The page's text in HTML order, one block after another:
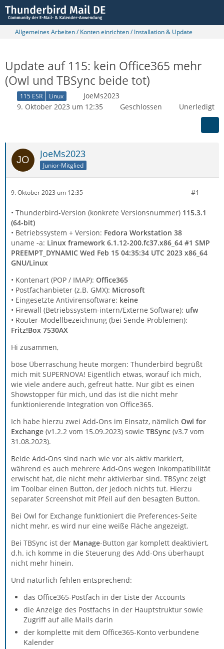
Allgemeines Arbeiten / Konten einrichten / Installation & Update
Update auf 115: kein Office365 mehr
(Owl und TBSync beide tot)
115 ESR Linux
JoeMs2023
9. Oktober 2023 um 12:35
Geschlossen Unerledigt
JoeMs2023
Junior-Mitglied
9. Oktober 2023 um 12:35 #1
• Thunderbird-Version (konkrete Versionsnummer) 115.3.1
(64-bit)
• Betriebssystem + Version: Fedora Workstation 38
uname -a: Linux framework 6.1.12-200.fc37.x86_64 #1 SMP
PREEMPT_DYNAMIC Wed Feb 15 04:35:34 UTC 2023 x86_64
GNU/Linux
• Kontenart (POP / IMAP): Office365
• Postfachanbieter (z.B. GMX): Microsoft
• Eingesetzte Antivirensoftware: keine
• Firewall (Betriebssystem-intern/Externe Software): ufw
• Router-Modellbezeichnung (bei Sende-Problemen):
Fritz!Box 7530AX
Hi zusammen,
böse Überraschung heute morgen: Thunderbird begrüßt
mich mit SUPERNOVA! Eigentlich etwas, worauf ich mich,
wie viele andere auch, gefreut hatte. Nur gibt es einen
Showstopper für mich, und das ist die nicht mehr
funktionierende Integration von Office365.
Ich habe hierzu zwei Add-Ons im Einsatz, nämlich Owl for
Exchange (v1.2.2 vom 15.09.2023) sowie TBSync (v3.7 vom
31.08.2023).
Beide Add-Ons sind nach wie vor als aktiv markiert,
während es auch mehrere Add-Ons wegen Inkompatibilität
erwischt hat, die nicht mehr aktivierbar sind. TBSync zeigt
im Toolbar einen Button, der jedoch nichts tut. Hierzu
separater Screenshot mit Pfeil auf den besagten Button.
Bei Owl for Exchange funktioniert die Preferences-Seite
nicht mehr, es wird nur eine weiße Fläche angezeigt.
Bei TBSync ist der Manage-Button gar komplett deaktiviert,
d.h. ich komme in die Steuerung des Add-Ons überhaupt
nicht mehr hinein.
Und natürlich fehlen entsprechend:
das Office365-Postfach in der Liste der Accounts
die Anzeige des Postfachs in der Hauptstruktur sowie
Zugriff auf alle Mails darin
der komplette mit dem Office365-Konto verbundene
Kalender